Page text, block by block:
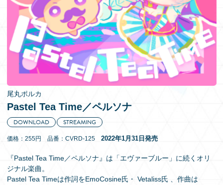
EN
尾丸ポルカ
Pastel Tea Time／ペルソナ
DOWNLOAD STREAMING
価格：255円 品番：CVRD-125 2022年1月31日発売
『Pastel Tea Time／ペルソナ』は「エヴァーブルー」に続くオリ
ジナル楽曲。
Pastel Tea Timeは作詞をEmoCosine氏・ Vetaliss氏 、作曲は